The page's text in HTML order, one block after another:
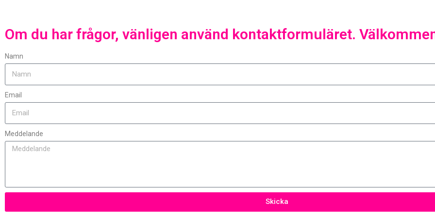
Om du har frågor, vänligen använd kontaktformuläret.
Namn
Email
Meddelande
Skicka